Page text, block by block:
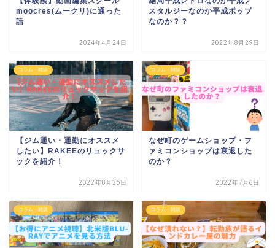
moocres(ムークリ)に通った
話
2024年4月24日
スタルジーなのか平成ポップ
なのか？？
2022年8月29日
コラム・雑談
【ジム通い・通勤にオススメ
したい】RAKEEのリュックサ
ックを紹介！
2022年8月25日
コラム・雑談
なぜ町のゲームショップ・フ
ァミコンショップは衰退した
のか？
2022年7月6日
コラム・雑談 コラム・雑談